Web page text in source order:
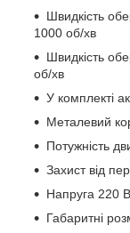
Швидкість
1000 об/хв
Швидкість
об/хв
У комплекті
Металевий
Потужність
Захист від
Напруга 220 В
Габаритні